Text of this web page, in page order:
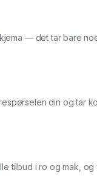
— det tar bare
din og tar
tilbud i ro og mak,